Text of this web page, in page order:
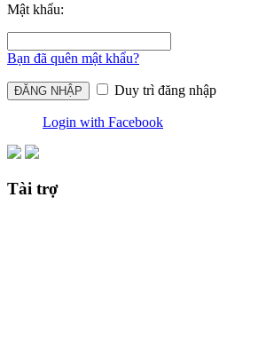
Mật khẩu:
Bạn đã quên mật khẩu?
Duy trì đăng nhập
Login with Facebook
Tài trợ